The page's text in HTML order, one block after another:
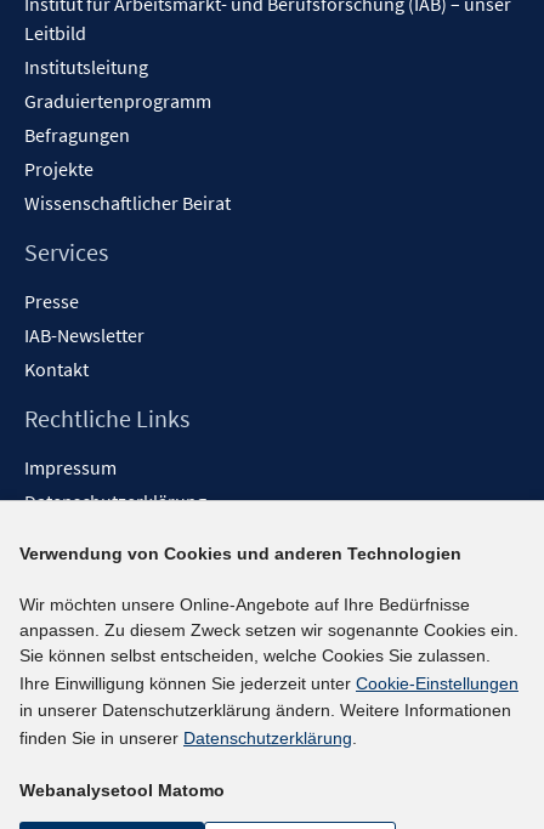
Leitbild
Institutsleitung
Graduiertenprogramm
Befragungen
Projekte
Wissenschaftlicher Beirat
Services
Presse
IAB-Newsletter
Kontakt
Rechtliche Links
Impressum
Datenschutzerklärung
Barrieren melden
Social-Media-Kanäle
BlueSky
YouTube
LinkedIn
kununu
Verwendung von Cookies und anderen Technologien
Wir möchten unsere Online-Angebote auf Ihre Bedürfnisse
anpassen. Zu diesem Zweck setzen wir sogenannte Cookies ein.
Sie können selbst entscheiden, welche Cookies Sie zulassen.
Ihre Einwilligung können Sie jederzeit unter Cookie-Einstellungen
in unserer Datenschutzerklärung ändern. Weitere Informationen
finden Sie in unserer Datenschutzerklärung.
Webanalysetool Matomo